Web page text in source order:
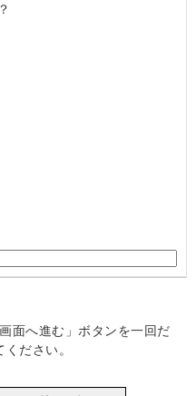
面へ進む」ボタンを一回だ
ださい。